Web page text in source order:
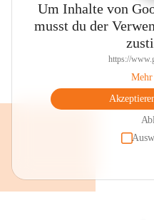
Um Inhalte von
musst du der
https://
Mehr